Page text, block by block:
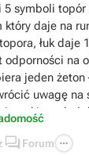
5 symboli
który daje na
łuk daje
odporności na
jeden żeton
uwagę na
taki symbol
wybierasz
 Forum 